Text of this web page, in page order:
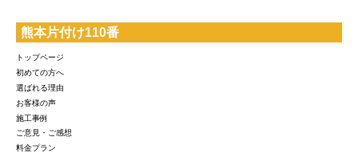
熊本片付け110番
トップページ
初めての方へ
選ばれる理由
お客様の声
施工事例
ご意見・ご感想
料金プラン